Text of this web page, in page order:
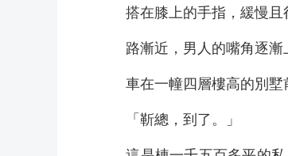
搭在膝上的手指，緩慢且很
路漸近，男人的嘴角逐漸
車在一幢四層樓高的別墅
「靳總，到了。」